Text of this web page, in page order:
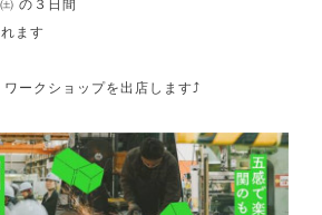
の３日間
ます
ークショップを出店します⤴